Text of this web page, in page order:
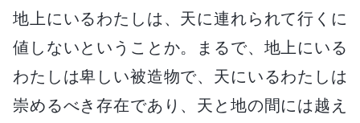
地上にいるわたしは、天に連れられて行くに
値しないということか。まるで、地上にいる
わたしは卑しい被造物で、天にいるわたしは
崇めるべき存在であり、天と地の間には越え